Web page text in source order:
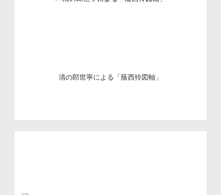
清の郎世寧による「蔭西狑図軸」